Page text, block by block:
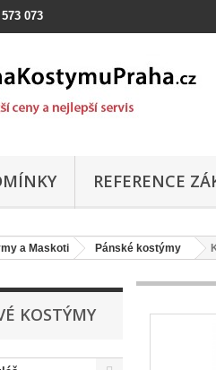
073
REFERENCE
a Maskoti Pánské kostýmy
KOSTÝMY